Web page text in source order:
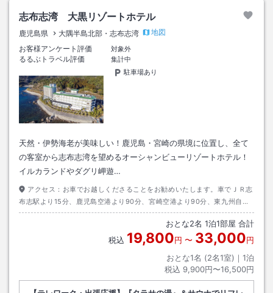
志布志湾 大黒リゾートホテル
鹿児島県 大隅半島北部・志布志湾
地図
お客様アンケート評価
対象外
るるぶトラベル評価
集計中
駐車場あり
天然・伊勢海老が美味しい！鹿児島・宮崎の県境に位置し、全て
の客室から志布志湾を望めるオーシャンビューリゾートホテル！
イルカランドやダグリ岬遊…
アクセス： お車でお越しくださることをお勧めいたします。車でＪＲ志
布志駅より15分、鹿児島空港より90分、宮崎空港より90分、東九州自動
車道・志布志ICより15分
おとな2名 1泊1部屋 合計
税込 19,800円 〜 33,000円
おとな1名 (2名1室)｜ 1泊
税込 9,900円〜16,500円